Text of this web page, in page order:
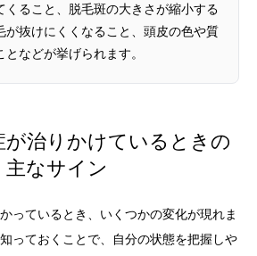
くること、脱毛斑の大きさが縮小する
が抜けにくくなること、頭皮の色や質
などが挙げられます。
が治りかけているときの
主なサイン
っているとき、いくつかの変化が現れま
っておくことで、自分の状態を把握しや